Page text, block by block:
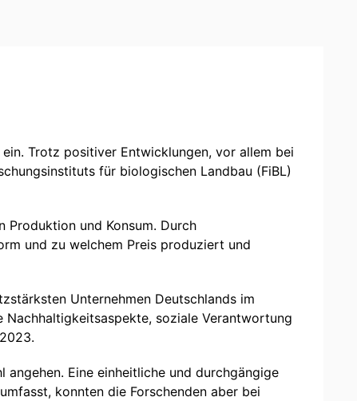
Trotz positiver Entwicklungen, vor allem bei
für biologischen Landbau (FiBL)
Produktion und Konsum. Durch
und zu welchem Preis produziert und
Unternehmen Deutschlands im
soziale Verantwortung
Eine einheitliche und durchgängige
konnten die Forschenden aber bei